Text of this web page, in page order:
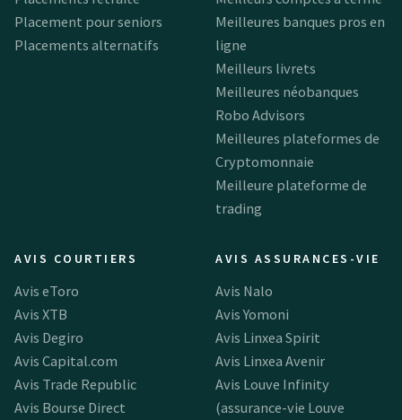
Placement pour seniors
Placements alternatifs
Meilleures banques pros en
ligne
Meilleurs livrets
Meilleures néobanques
Robo Advisors
Meilleures plateformes de
Cryptomonnaie
Meilleure plateforme de
trading
AVIS COURTIERS
Avis eToro
Avis XTB
Avis Degiro
Avis Capital.com
Avis Trade Republic
Avis Bourse Direct
AVIS ASSURANCES-VIE
Avis Nalo
Avis Yomoni
Avis Linxea Spirit
Avis Linxea Avenir
Avis Louve Infinity
(assurance-vie Louve